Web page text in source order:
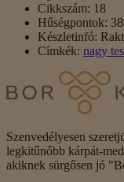
Cikkszám: 18
Hűségpontok:
Készletinfó:
Címkék: nagy
Szenvedélyesen
legkitűnőbb kárpát-
akiknek sürgősen jó